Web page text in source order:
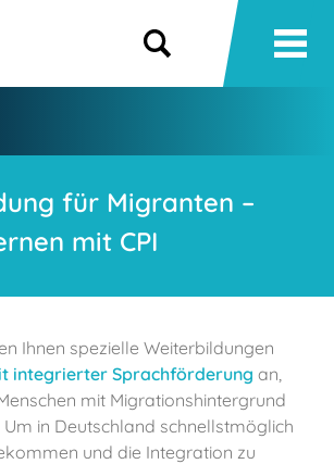
für Migranten –
mit CPI
Ihnen spezielle Weiterbildungen
integrierter Sprachförderung an,
mit Migrationshintergrund
in Deutschland schnellstmöglich
und die Integration zu